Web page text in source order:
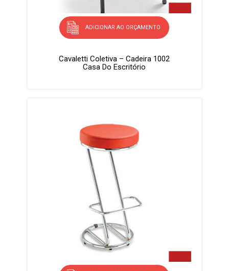
ADICIONAR AO ORÇAMENTO
Cavaletti Coletiva – Cadeira 1002
Casa Do Escritório